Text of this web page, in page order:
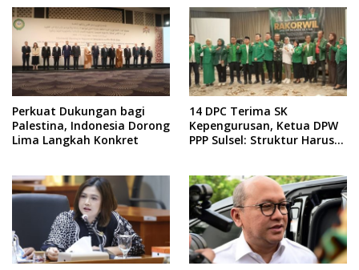
Perkuat Dukungan bagi
Palestina, Indonesia Dorong
Lima Langkah Konkret
14 DPC Terima SK
Kepengurusan, Ketua DPW
PPP Sulsel: Struktur Harus